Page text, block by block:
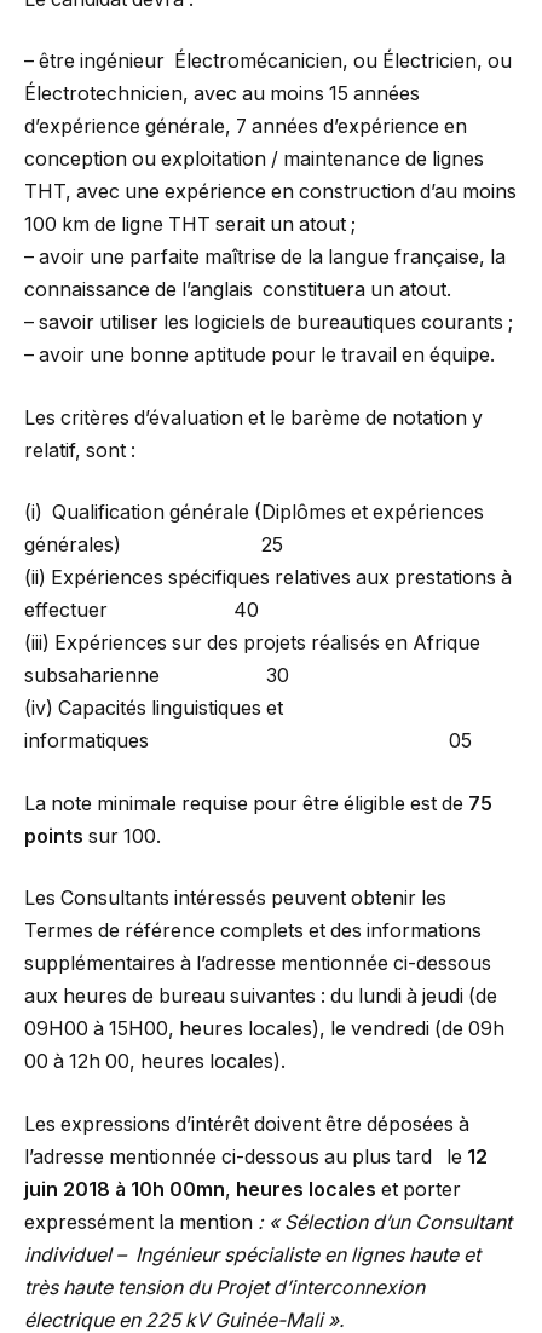
– être ingénieur Électromécanicien, ou Électricien, ou
Électrotechnicien, avec au moins 15 années
d’expérience générale, 7 années d’expérience en
conception ou exploitation / maintenance de lignes
THT, avec une expérience en construction d’au moins
100 km de ligne THT serait un atout ;
– avoir une parfaite maîtrise de la langue française, la
connaissance de l’anglais constituera un atout.
– savoir utiliser les logiciels de bureautiques courants ;
– avoir une bonne aptitude pour le travail en équipe.
Les critères d’évaluation et le barème de notation y
relatif, sont :
(i) Qualification générale (Diplômes et expériences
générales) 25
(ii) Expériences spécifiques relatives aux prestations à
effectuer 40
(iii) Expériences sur des projets réalisés en Afrique
subsaharienne 30
(iv) Capacités linguistiques et
informatiques 05
La note minimale requise pour être éligible est de 75
points sur 100.
Les Consultants intéressés peuvent obtenir les
Termes de référence complets et des informations
supplémentaires à l’adresse mentionnée ci-dessous
aux heures de bureau suivantes : du lundi à jeudi (de
09H00 à 15H00, heures locales), le vendredi (de 09h
00 à 12h 00, heures locales).
Les expressions d’intérêt doivent être déposées à
l’adresse mentionnée ci-dessous au plus tard le 12
juin 2018 à 10h 00mn, heures locales et porter
expressément la mention : « Sélection d’un Consultant
individuel – Ingénieur spécialiste en lignes haute et
très haute tension du Projet d’interconnexion
électrique en 225 kV Guinée-Mali ».